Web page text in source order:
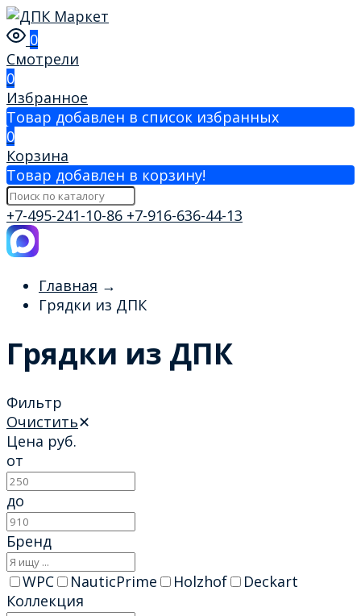
0
Смотрели
0
Избранное
Товар добавлен в список избранных
0
Корзина
Товар добавлен в корзину!
+7-495-241-10-86 +7-916-636-44-13
Главная →
Грядки из ДПК
Грядки из ДПК
Фильтр
Очистить✕
Цена руб.
от
до
Бренд
WPC NauticPrime Holzhof
Deckart
Коллекция